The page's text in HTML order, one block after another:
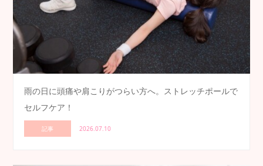
雨の日に頭痛や肩こりがつらい方へ。ストレッチポールで
セルフケア！
記事 2026.07.10